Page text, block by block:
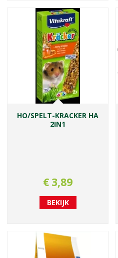
HO/SPELT-KRACKER HA
2IN1
€ 3,89
BEKIJK